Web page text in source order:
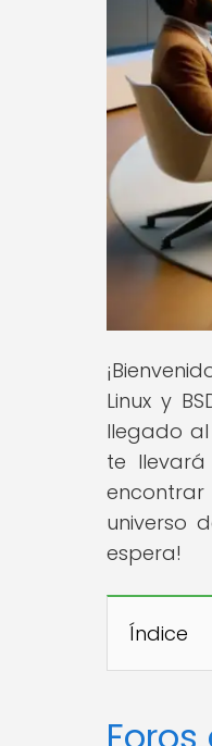
Linux y
llegado al
te
universo
espera!
Índice